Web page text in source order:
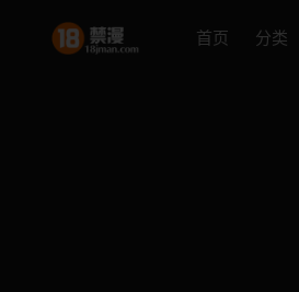
首页 分类